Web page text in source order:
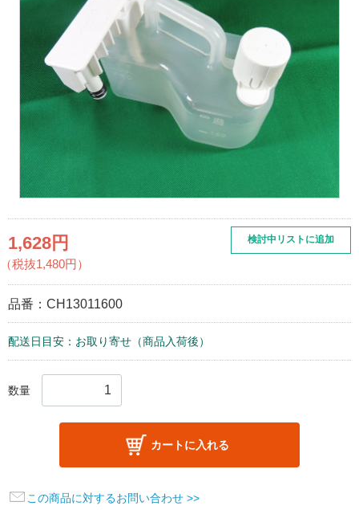
1,628円
（税抜1,480円）
品番： CH13011600
配送日目安：お取り寄せ（商品入荷後）
検討中リストに追加
数量
カートに入れる
この商品に対するお問い合わせ >>